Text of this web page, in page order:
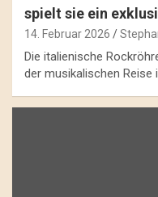
spielt sie ein
14. Februar 2026
Die italienische
der musikalischen Reise